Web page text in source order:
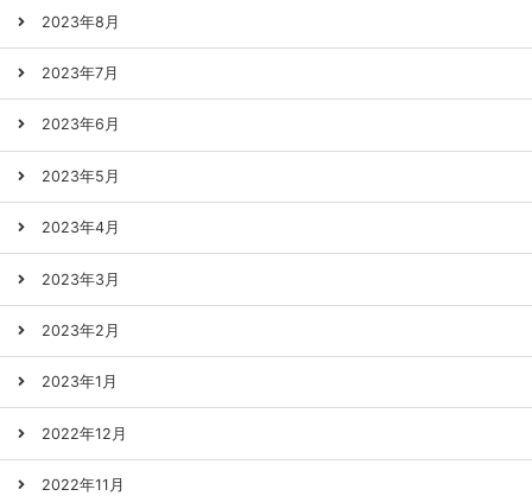
2023年8月
2023年7月
2023年6月
2023年5月
2023年4月
2023年3月
2023年2月
2023年1月
2022年12月
2022年11月